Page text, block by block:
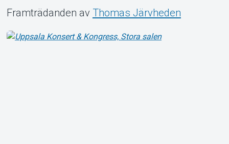
Framträdanden av Thomas Järvheden